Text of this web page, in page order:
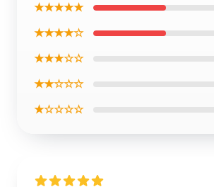
★★★★★
★★★★☆
★★★☆☆
★★☆☆☆
★☆☆☆☆